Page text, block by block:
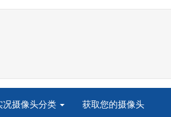
况摄像头分类 获取您的摄像头